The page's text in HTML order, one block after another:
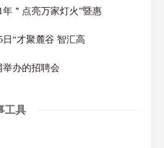
年＂点亮万家灯火”暨惠
日“才聚麓谷 智汇高
举办的招聘会
工具